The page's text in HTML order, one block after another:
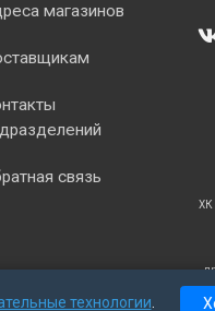
технологии.
магазинов
связь
ХК